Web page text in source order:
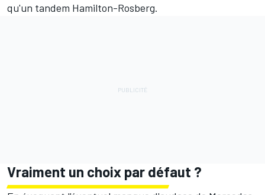
qu'un tandem Hamilton-Rosberg.
Vraiment un choix par défaut ?